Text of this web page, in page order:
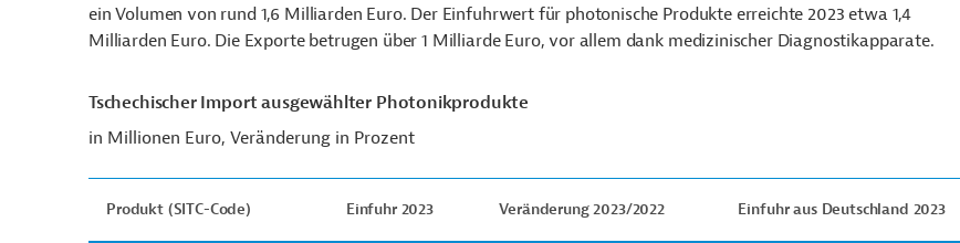
ein Volumen von rund 1,6 Milliarden Euro. Der Einfuhrwert für photonische Produkte erreichte 2023 etwa 1,4
Milliarden Euro. Die Exporte betrugen über 1 Milliarde Euro, vor allem dank medizinischer Diagnostikapparate.
Tschechischer Import ausgewählter Photonikprodukte
in Millionen Euro, Veränderung in Prozent
Produkt (SITC-Code) Einfuhr 2023 Veränderung 2023/2022 Einfuhr aus Deutschland 2023